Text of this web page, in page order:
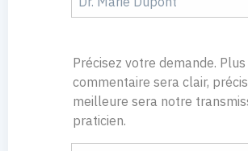
Précisez votre demande.
commentaire sera clair,
meilleure sera notre
praticien.